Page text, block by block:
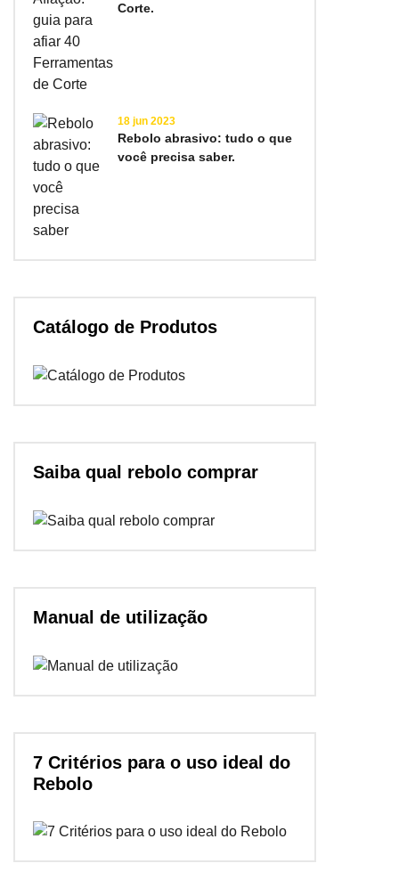
Corte.
18 jun 2023
Rebolo abrasivo: tudo o que
você precisa saber.
Catálogo de Produtos
Saiba qual rebolo comprar
Manual de utilização
7 Critérios para o uso ideal do
Rebolo